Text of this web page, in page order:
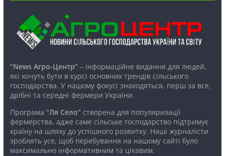
“News Агро-Центр”– інформаційне видання для людей,
які хочуть бути в курсі основних трендів сільського
господарства. У нашому фокусі знаходяться, перш за все,
дрібні та середні фермери України.
Програма “Ля Село”створена для популяризації
фермерства, адже саме сільське господарство підтримує
країну на шляху до успішного розвитку. Наші журналісти
зроблять усе, щоб перебування на нашому сайті було
максимально інформативним та цікавим.